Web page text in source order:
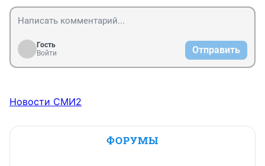
Гость
Войти
Отправить
Новости СМИ2
ФОРУМЫ